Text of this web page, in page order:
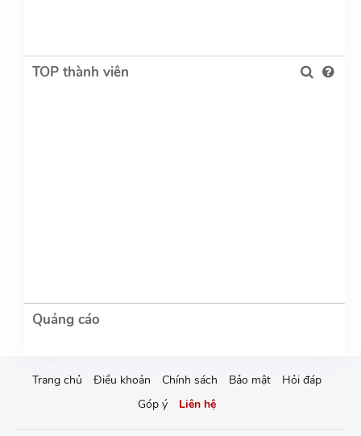
TOP thành viên
Trang chủ Điều khoản Chính sách Bảo mật
Hỏi đáp
Góp ý
Liên hệ